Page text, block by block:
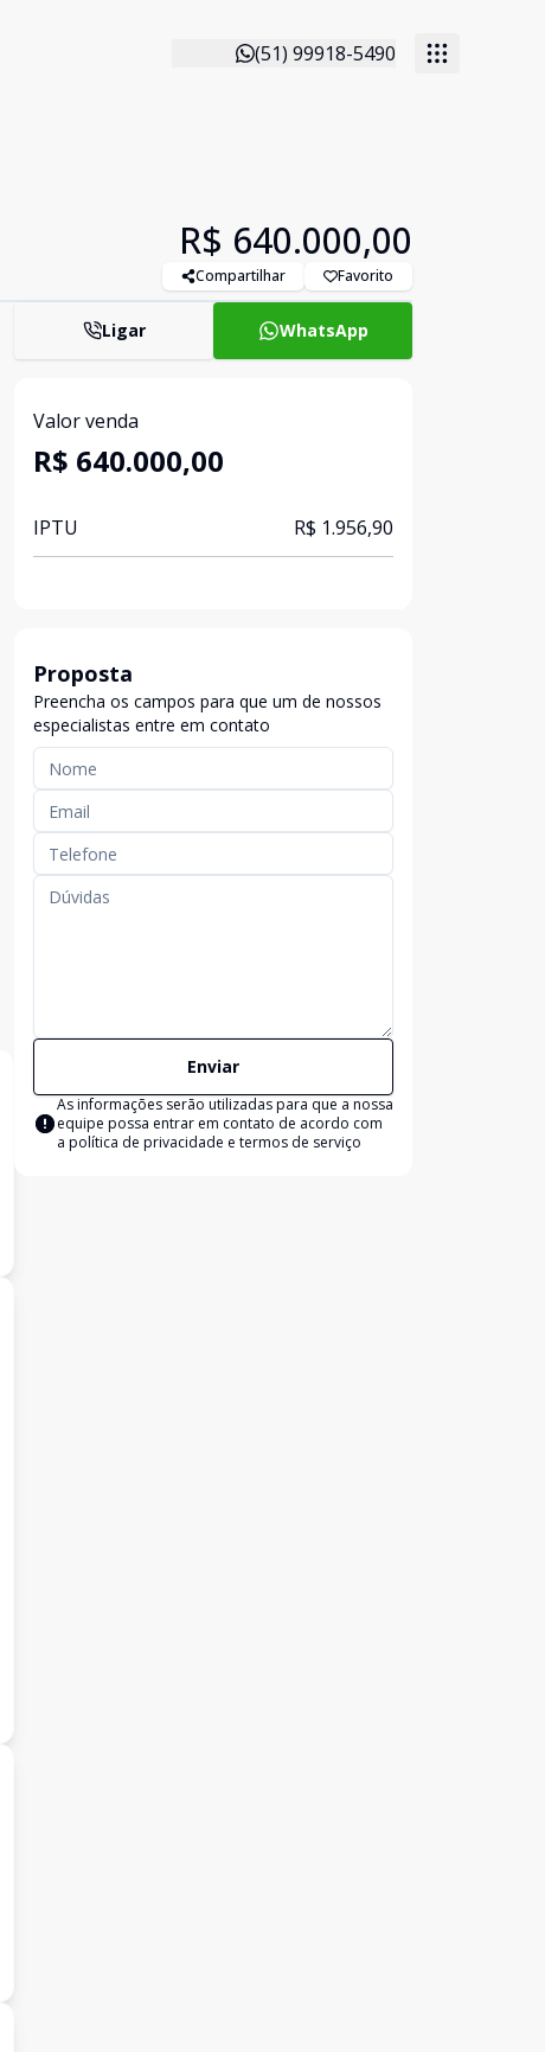
(51) 99918-5490
R$ 640.000,00
Compartilhar Favorito
Ligar WhatsApp
Valor venda
R$ 640.000,00
IPTU R$ 1.956,90
Proposta
Preencha os campos para que um de nossos
especialistas entre em contato
Enviar
As informações serão utilizadas para que a nossa
equipe possa entrar em contato de acordo com
a política de privacidade e termos de serviço